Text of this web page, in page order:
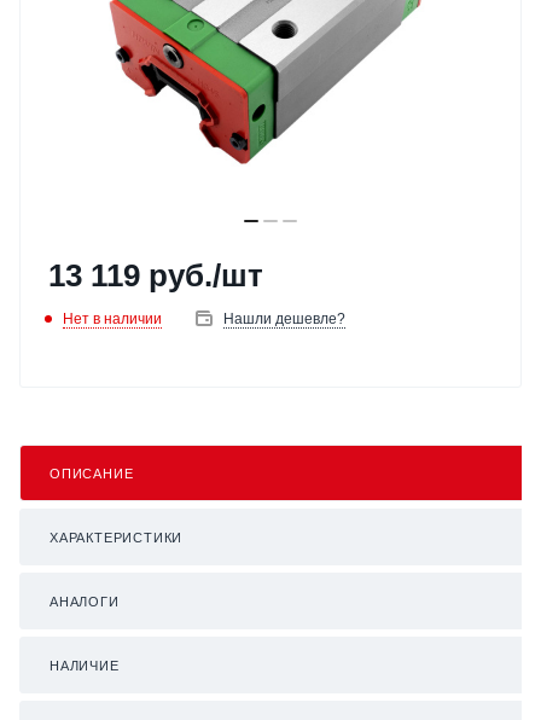
13 119 руб./шт
Нет в наличии Нашли дешевле?
ОПИСАНИЕ
ХАРАКТЕРИСТИКИ
АНАЛОГИ
НАЛИЧИЕ